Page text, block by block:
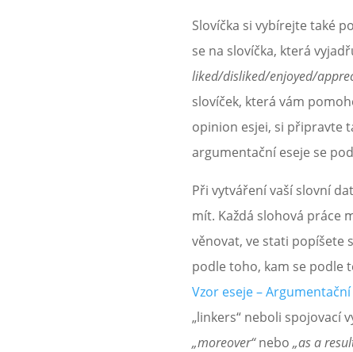
Slovíčka si vybírejte také
se na slovíčka, která
liked/disliked/enjoyed/
slovíček, která vám
opinion esjei, si připravte
argumentační eseje se
Při vytváření vaší slovní
mít. Každá slohová práce
věnovat, ve stati popíšete
podle toho, kam se podle
Vzor eseje – Argumentační
„linkers“ neboli spojovací
„moreover“nebo „as a